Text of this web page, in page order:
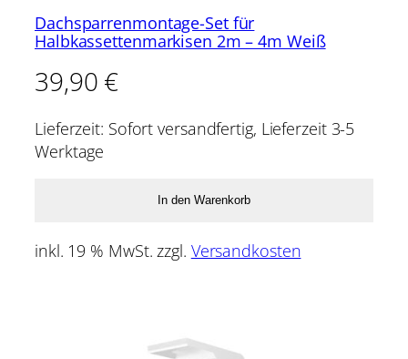
Dachsparrenmontage-Set für
Halbkassettenmarkisen 2m – 4m Weiß
39,90 €
Lieferzeit: Sofort versandfertig, Lieferzeit 3-5
Werktage
In den Warenkorb
inkl. 19 % MwSt. zzgl. Versandkosten